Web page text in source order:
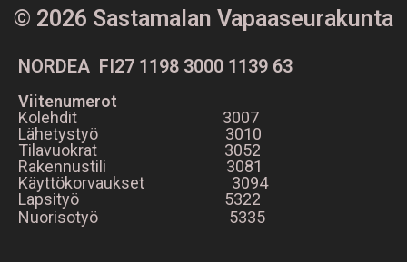
© 2026 Sastamalan Vapaaseurakunta
NORDEA FI27 1198 3000 1139 63
Viitenumerot
Kolehdit 3007
Lähetystyö 3010
Tilavuokrat 3052
Rakennustili 3081
Käyttökorvaukset 3094
Lapsityö 5322
Nuorisotyö 5335